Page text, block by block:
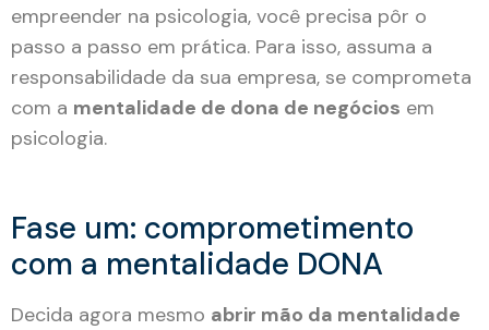
empreender na psicologia, você precisa pôr o
passo a passo em prática. Para isso, assuma a
responsabilidade da sua empresa, se comprometa
com a mentalidade de dona de negócios em
psicologia.
Fase um: comprometimento
com a mentalidade DONA
Decida agora mesmo abrir mão da mentalidade